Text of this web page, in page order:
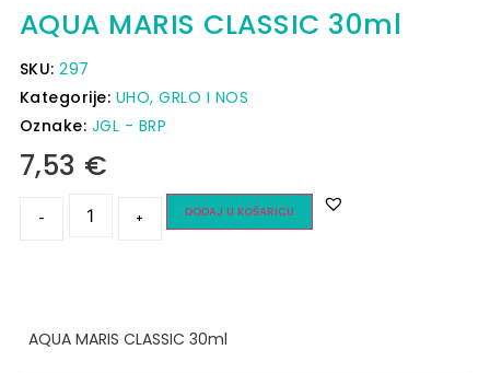
AQUA MARIS CLASSIC 30ml
SKU:297
Kategorije: UHO, GRLO I NOS
Oznake: JGL - BRP
7,53 €
- + DODAJ U KOŠARICU
AQUA MARIS CLASSIC 30ml